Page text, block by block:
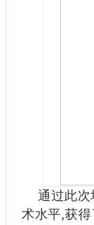
通过此
术水平,获